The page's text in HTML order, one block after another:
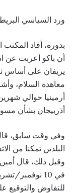
ورد السياسي
بدوره، أفاد المكتب
أن باكو أعربت عن
يريفان على أساس
معاهدة السلام،
أرمينيا حوالي
أذربيجان بشأن
وفي وقت سابق، قال
البلدين تمكنا من
وقبل ذلك، قال
في 10
للتفاوض والتوقيع